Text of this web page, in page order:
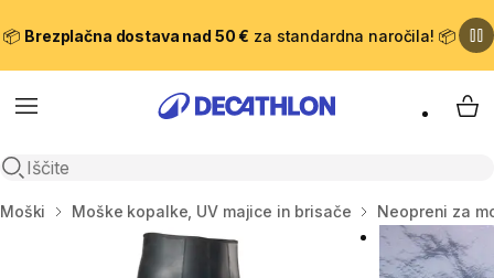
📦 Brezplačna dostava nad 50 € za standardna naročila! 📦
Meni
Odpri iskanje
Domov
Moški Moške kopalke, UV majice in brisače Neopreni za